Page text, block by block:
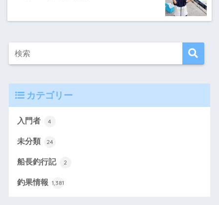
カテゴリー
入門者 4
未分類 24
船長釣行記 2
釣果情報 1,381